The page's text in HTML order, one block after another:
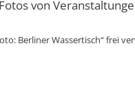
von
Berliner Wassertisch“ frei